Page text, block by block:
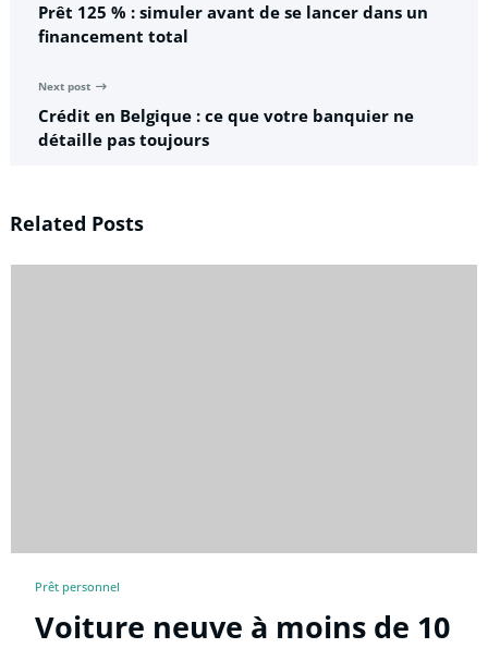
Prêt 125 % : simuler avant de se lancer dans un
financement total
Next post
Crédit en Belgique : ce que votre banquier ne
détaille pas toujours
Related Posts
Prêt personnel
Voiture neuve à moins de 10